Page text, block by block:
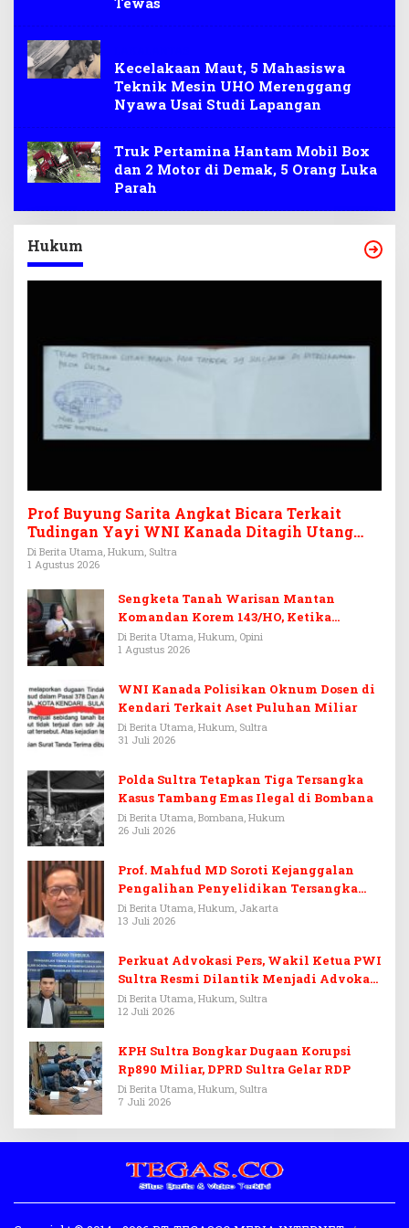
Kecelakaan Maut, 5 Mahasiswa
Teknik Mesin UHO Merenggang
Nyawa Usai Studi Lapangan
Truk Pertamina Hantam Mobil Box
dan 2 Motor di Demak, 5 Orang Luka
Parah
Hukum
Prof Buyung Sarita Angkat Bicara Terkait
Tudingan Yayi WNI Kanada Ditagih Utang
Rp3,6 Miliar
Di Berita Utama, Hukum, Sultra
1 Agustus 2026
Sengketa Tanah Warisan Mantan
Komandan Korem 143/HO, Ketika
Warisan Menjadi Arena Pemerasan
Di Berita Utama, Hukum, Opini
1 Agustus 2026
WNI Kanada Polisikan Oknum Dosen di
Kendari Terkait Aset Puluhan Miliar
Di Berita Utama, Hukum, Sultra
31 Juli 2026
Polda Sultra Tetapkan Tiga Tersangka
Kasus Tambang Emas Ilegal di Bombana
Di Berita Utama, Bombana, Hukum
26 Juli 2026
Prof. Mahfud MD Soroti Kejanggalan
Pengalihan Penyelidikan Tersangka
Febrie Adriansyah
Di Berita Utama, Hukum, Jakarta
13 Juli 2026
Perkuat Advokasi Pers, Wakil Ketua PWI
Sultra Resmi Dilantik Menjadi Advokat
PERADI
Di Berita Utama, Hukum, Sultra
12 Juli 2026
KPH Sultra Bongkar Dugaan Korupsi
Rp890 Miliar, DPRD Sultra Gelar RDP
Di Berita Utama, Hukum, Sultra
7 Juli 2026